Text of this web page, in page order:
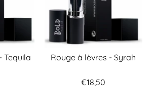
Tequila Rouge à lèvres - Syrah
€18,50